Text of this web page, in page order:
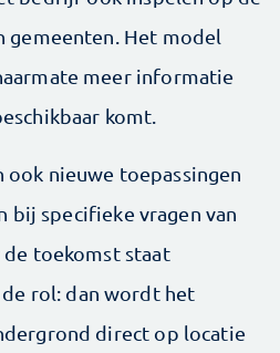
gemeenten. Het model
meer informatie
komt.
ook nieuwe toepassingen
bij specifieke vragen van
toekomst staat
rol: dan wordt het
direct op locatie